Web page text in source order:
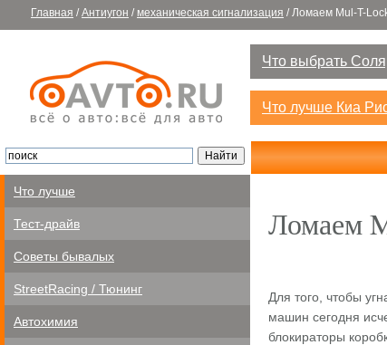
Главная / Антиугон / механическая сигнализация / Ломаем Mul-T-
Что выбрать
Что лучше Киа
Что лучше
Тест-драйв
Советы бывалых
StreetRacing / Тюнинг
Автохимия
Ломаем
Для того, чтобы
машин сегодня
блокираторы